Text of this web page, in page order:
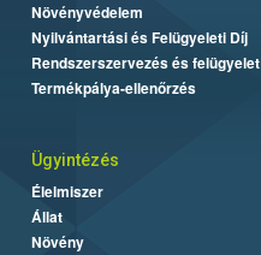
Növényvédelem
Nyilvántartási és Felügyeleti Díj
Rendszerszervezés és felügyelet
Termékpálya-ellenőrzés
Ügyintézés
Élelmiszer
Állat
Növény